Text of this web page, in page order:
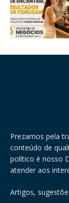
Prezamos pela
conteúdo de
político é nosso
atender aos
Artigos,